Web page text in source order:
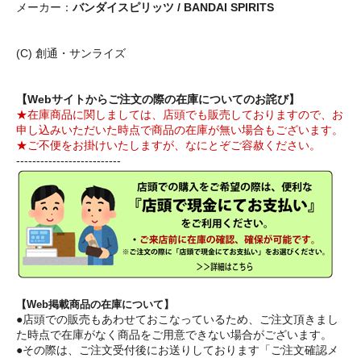
メーカー： バンダイスピリッツ / BANDAI SPIRITS
(C) 創通・サンライズ
【Webサイトからご注文の際の在庫についてのお詫び】
★在庫商品に関しましては、店頭でも販売しておりますので、お
申し込みいただいた時点で商品の在庫が無い場合もございます。
★ご不便をお掛けいたしますが、なにとぞご容赦ください。
--------------------------
【Web掲載商品の在庫について】
●店頭での販売もあわせておこなっているため、ご注文頂きまし
た時点で在庫がなく商品をご用意できない場合がございます。
●その際は、ご注文受付後にお送りしております「ご注文確認メ